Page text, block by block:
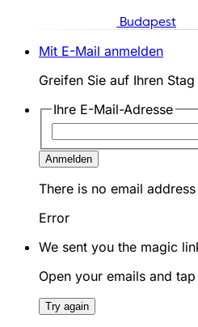
Budapest
Mit E-Mail anmelden
Greifen Sie auf Ihren
Ihre E-Mail-Adresse
Anmelden
There is no email
Error
We sent you the magic
Open your emails and
Try again